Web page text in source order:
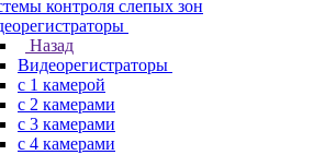
контроля слепых зон
Назад
Видеорегистраторы
с 1 камерой
с 2 камерами
с 3 камерами
с 4 камерами